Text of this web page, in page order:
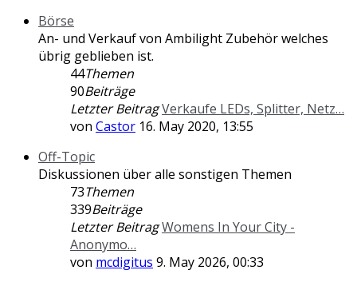
Börse
An- und Verkauf von Ambilight Zubehör welches
übrig geblieben ist.
44Themen
90Beiträge
Letzter BeitragVerkaufe LEDs, Splitter, Netz…
von Castor 16. May 2020, 13:55
Off-Topic
Diskussionen über alle sonstigen Themen
73Themen
339Beiträge
Letzter BeitragWomens In Your City -
Anonymo…
von mcdigitus 9. May 2026, 00:33